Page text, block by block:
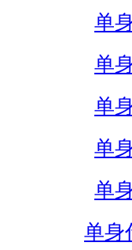
单
单
单
单
单
单身